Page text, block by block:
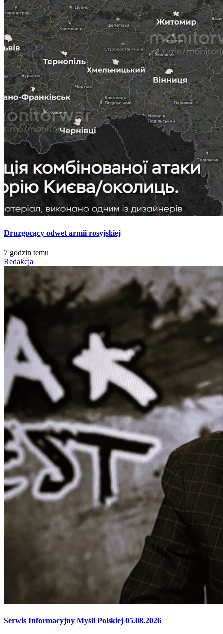
Druzgocący odwet armii rosyjskiej
7 godzin temu
Redakcja
Serwis Informacyjny Myśli Polskiej 05.08.2026